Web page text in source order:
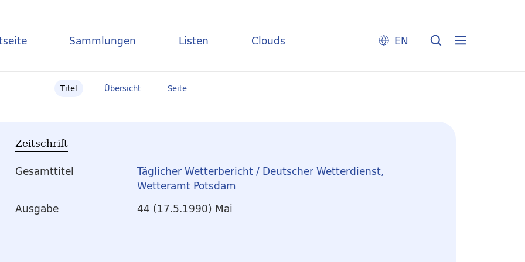
Sammlungen Listen Clouds EN
Titel Übersicht Seite
Zeitschrift
Gesamttitel
Täglicher Wetterbericht / Deutscher Wetterdienst,
Wetteramt Potsdam
Ausgabe
44 (17.5.1990) Mai